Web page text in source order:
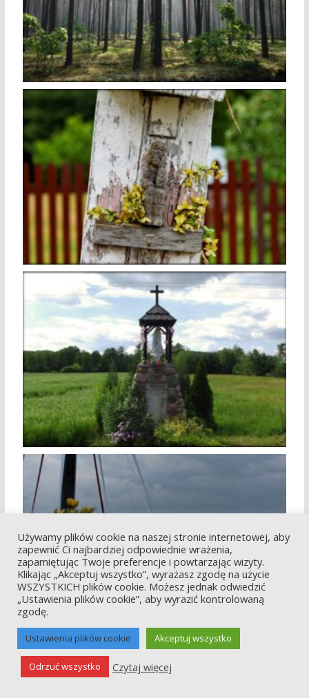
Używamy plików cookie na naszej stronie internetowej, aby
zapewnić Ci najbardziej odpowiednie wrażenia,
zapamiętując Twoje preferencje i powtarzając wizyty.
Klikając „Akceptuj wszystko”, wyrażasz zgodę na użycie
WSZYSTKICH plików cookie. Możesz jednak odwiedzić
„Ustawienia plików cookie”, aby wyrazić kontrolowaną
zgodę.
Ustawienia plików cookie Akceptuj wszystko
Odrzuć wszystko Czytaj więcej